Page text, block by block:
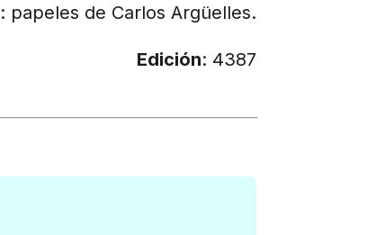
: papeles de Carlos Argüelles.
Edición: 4387